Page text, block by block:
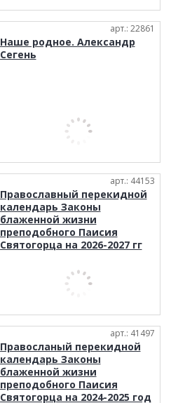
арт.: 22861
Наше родное. Александр
Сегень
арт.: 44153
Православный перекидной
календарь Законы
блаженной жизни
преподобного Паисия
Святогорца на 2026-2027 гг
арт.: 41497
Правосланый перекидной
календарь Законы
блаженной жизни
преподобного Паисия
Святогорца на 2024-2025 год